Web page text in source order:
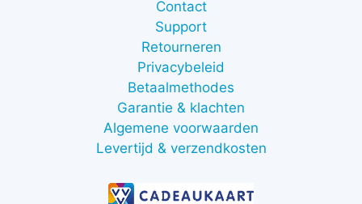
Contact
Support
Retourneren
Privacybeleid
Betaalmethodes
Garantie & klachten
Algemene voorwaarden
Levertijd & verzendkosten